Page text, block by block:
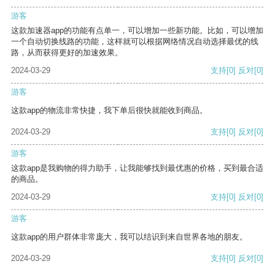
游客
这款加速器app的功能有点单一，可以增加一些新功能。比如，可以增加
一个自动切换线路的功能，这样就可以根据网络情况自动选择最优的线
路，从而获得更好的加速效果。
2024-03-29
支持[0] 反对[0]
游客
这款app的物流非常快捷，我下单后很快就能收到商品。
2024-03-29 支持[0] 反对[0]
游客
这款app是我购物的得力助手，让我能够找到最优惠的价格，买到最合适
的商品。
2024-03-29
支持[0] 反对[0]
游客
这款app的用户群体非常庞大，我可以结识到来自世界各地的朋友。
2024-03-29 支持[0] 反对[0]